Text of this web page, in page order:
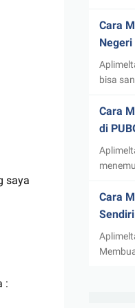
saya
:
Cara
bisa
Cara
di
Cara